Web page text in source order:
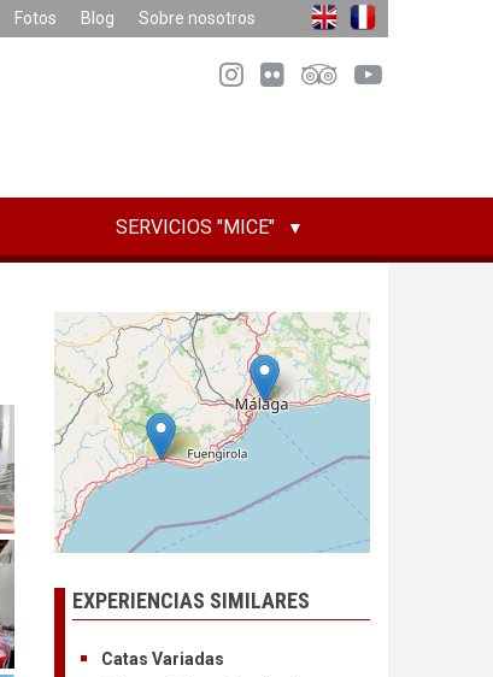
Fotos Blog Sobre nosotros
SERVICIOS "MICE"
EXPERIENCIAS SIMILARES
Catas Variadas